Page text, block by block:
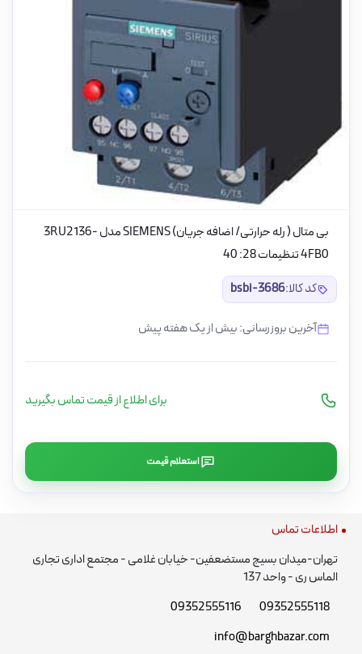
بی متال ( رله حرارتی/ اضافه جریان) SIEMENS مدل 3RU2136-
4FB0 تنظیمات 28: 40
کد کالا:bsbi-3686
آخرین بروزرسانی: بیش از یک هفته پیش
برای اطلاع از قیمت تماس بگیرید
استعلام قیمت
اطلاعات تماس
تهران-میدان بسیج مستضعفین- خیابان غلامی - مجتمع اداری تجاری
الماس ری - واحد 137
09352555118
09352555116
info@barghbazar.com